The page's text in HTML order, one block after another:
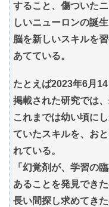
すること、傷ついた
しいニューロンの誕生
脳を新しいスキルを
あてている。
たとえば2023年6月
掲載された研究では
これまでは幼い頃に
ていたスキルを、お
れている。
「幻覚剤が、学習の
あることを発見でき
長い間探し求めてきた